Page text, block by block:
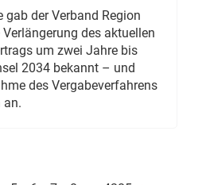
gab der Verband Region
des aktuellen
um zwei Jahre bis
2034 bekannt – und
des Vergabeverfahrens
an.